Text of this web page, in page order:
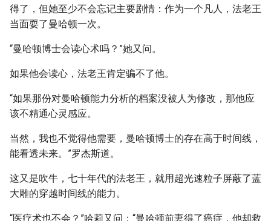
得了，但她至少不会忘记主要剧情：作为一个凡人，法老王
当面耍了曼哈顿一次。
“曼哈顿博士会读心术吗？”她又问。
如果他会读心，法老王肯定骗不了他。
“如果那份对曼哈顿能力分析的档案没被人为修改，那他应
该不精通心灵感应。
当然，我也不觉得他需要，曼哈顿博士的存在高于时间线，
能看透未来。”罗杰斯道。
这又是吹牛，七十年代的法老王，就用超光速粒子屏蔽了蓝
大雕的穿越时间线的能力。
“医疗术也不会？”哈莉又问：“曼哈顿前妻得了癌症，他却救